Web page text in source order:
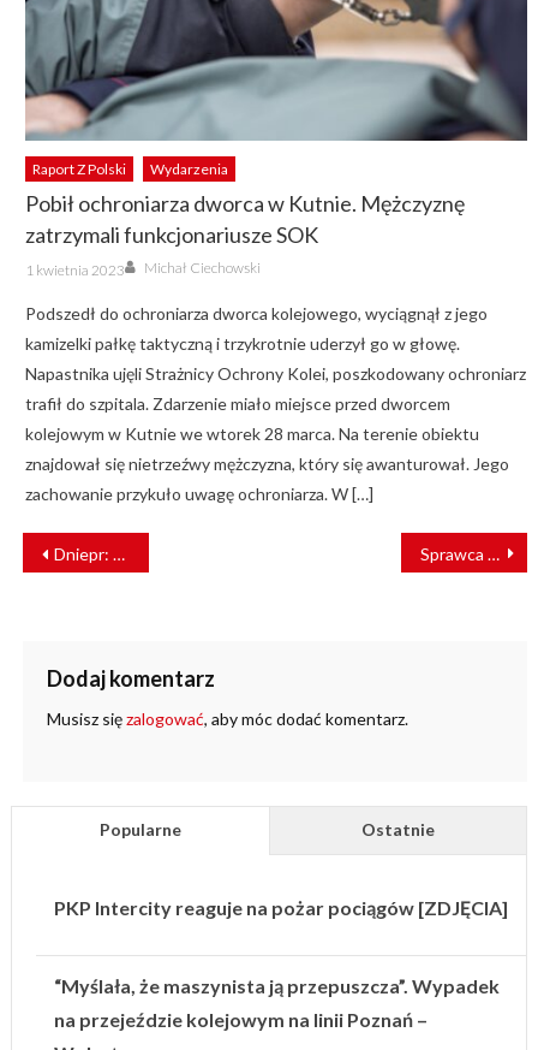
Raport Z Polski Wydarzenia
Pobił ochroniarza dworca w Kutnie. Mężczyznę
zatrzymali funkcjonariusze SOK
Posted
on
1 kwietnia 2023 Author
Michał Ciechowski
Podszedł do ochroniarza dworca kolejowego, wyciągnął z jego
kamizelki pałkę taktyczną i trzykrotnie uderzył go w głowę.
Napastnika ujęli Strażnicy Ochrony Kolei, poszkodowany ochroniarz
trafił do szpitala. Zdarzenie miało miejsce przed dworcem
kolejowym w Kutnie we wtorek 28 marca. Na terenie obiektu
znajdował się nietrzeźwy mężczyzna, który się awanturował. Jego
zachowanie przykuło uwagę ochroniarza. W […]
NAWIGACJA
WPISU
Dniepr: nowe tramwaje dostarczy Tatra-Yug Sprawca pokryje koszty. PLK komentują wypadek w Świebodzinie
Dodaj komentarz
Musisz sięzalogować, aby móc dodać komentarz.
Popularne Ostatnie
PKP Intercity reaguje na pożar pociągów [ZDJĘCIA]
“Myślała, że maszynista ją przepuszcza”. Wypadek
na przejeździe kolejowym na linii Poznań –